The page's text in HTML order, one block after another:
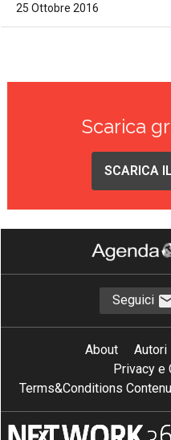
25 Ottobre 2016
Scarica
SCARICA
Seguici
About Autori
Privacy e
Terms&Conditions